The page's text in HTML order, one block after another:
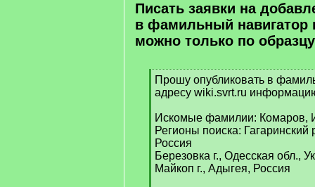
Писать заявки на
в фамильный навигатор
можно только по
[
q
Прошу опубликовать в
адресу wiki.svrt.ru
Искомые фамилии: Комаров,
Регионы поиска:
Россия
Березовка г., Одесская обл.,
Майкоп г., Адыгея, Россия